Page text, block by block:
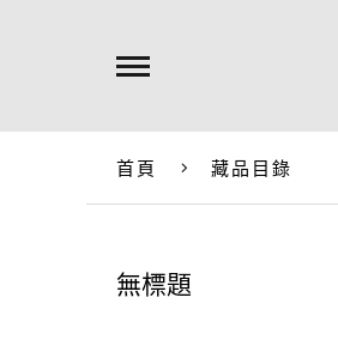
首頁 藏品目錄
無標題